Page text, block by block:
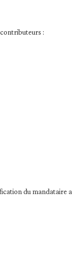
:
du mandataire